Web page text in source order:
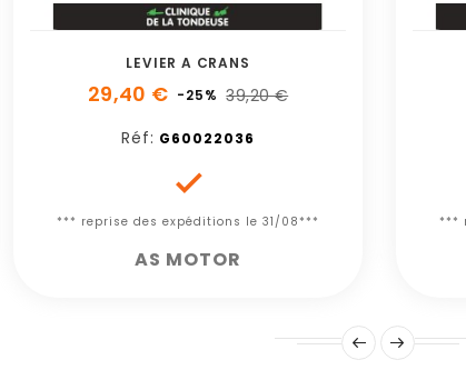
LEVIER A CRANS
29,40 € -25% 39,20 €
Réf: G60022036

*** reprise des expéditions le 31/08***
AS MOTOR
***